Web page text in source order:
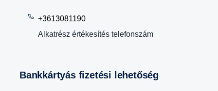
+3613081190
Alkatrész értékesítés telefonszám
Bankkártyás fizetési lehetőség